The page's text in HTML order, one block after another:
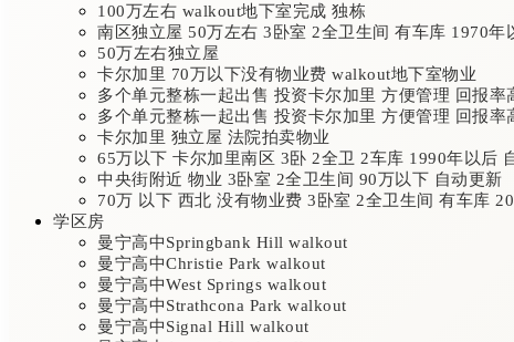
100万左右 walkout地下室完成 独栋
南区独立屋 50万左右 3卧室 2全卫生间 有车库 1970年
50万左右独立屋
卡尔加里 70万以下没有物业费 walkout地下室物业
多个单元整栋一起出售 投资卡尔加里 方便管理 回报率
多个单元整栋一起出售 投资卡尔加里 方便管理 回报率
卡尔加里 独立屋 法院拍卖物业
65万以下 卡尔加里南区 3卧 2全卫 2车库 1990年以后
中央街附近 物业 3卧室 2全卫生间 90万以下 自动更新
70万 以下 西北 没有物业费 3卧室 2全卫生间 有车库
学区房
曼宁高中Springbank Hill walkout
曼宁高中Christie Park walkout
曼宁高中West Springs walkout
曼宁高中Strathcona Park walkout
曼宁高中Signal Hill walkout